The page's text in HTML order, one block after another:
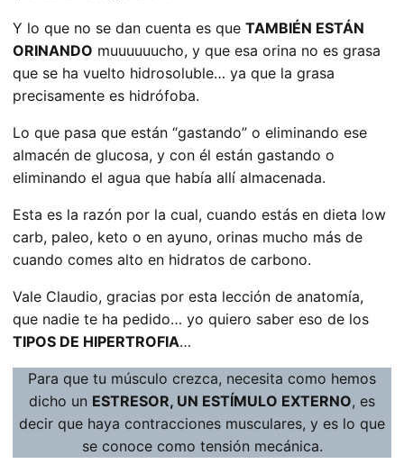
Y lo que no se dan cuenta es que TAMBIÉN ESTÁN
ORINANDO muuuuuucho, y que esa orina no es grasa
que se ha vuelto hidrosoluble… ya que la grasa
precisamente es hidrófoba.
Lo que pasa que están “gastando” o eliminando ese
almacén de glucosa, y con él están gastando o
eliminando el agua que había allí almacenada.
Esta es la razón por la cual, cuando estás en dieta low
carb, paleo, keto o en ayuno, orinas mucho más de
cuando comes alto en hidratos de carbono.
Vale Claudio, gracias por esta lección de anatomía,
que nadie te ha pedido… yo quiero saber eso de los
TIPOS DE HIPERTROFIA…
Para que tu músculo crezca, necesita como hemos
dicho un ESTRESOR, UN ESTÍMULO EXTERNO, es
decir que haya contracciones musculares, y es lo que
se conoce como tensión mecánica.